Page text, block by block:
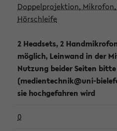
Doppelprojektion,
Hörschleife
2 Headsets, 2
möglich, Leinwand in der
Nutzung beider Seiten
(medientechnik@uni-
sie hochgefahren wird
0